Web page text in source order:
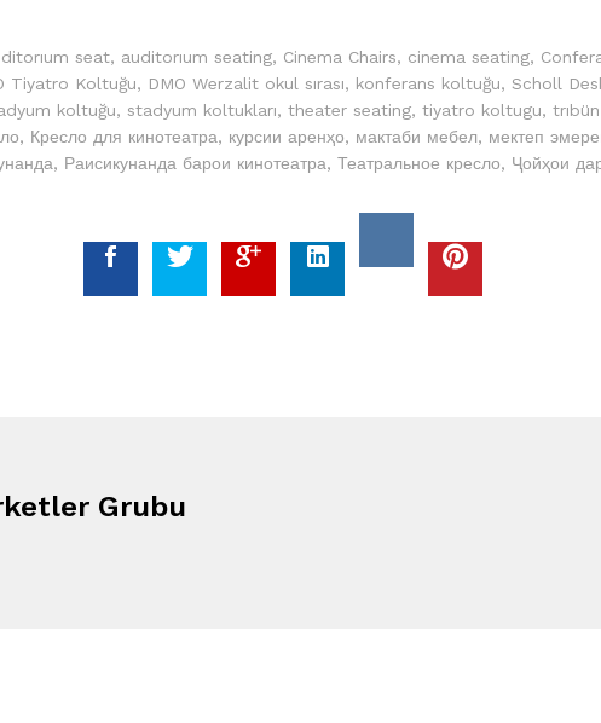
seat, auditorıum seating, Cinema Chairs, cinema seating,
Tiyatro Koltuğu, DMO Werzalit okul sırası, konferans koltuğu, Scholl
koltuğu, stadyum koltukları, theater seating, tiyatro koltugu,
, Кресло для кинотеатра, курсии аренҳо, мактаби мебел, мектеп
, Раисикунанда барои кинотеатра, Театральное кресло, Ҷойҳои
Grubu